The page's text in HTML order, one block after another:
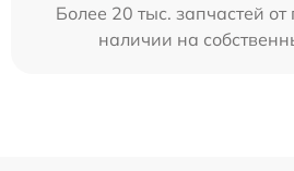
Более 20 тыс. запчастей от
наличии на